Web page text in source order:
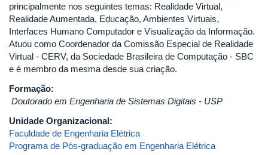
principalmente nos seguintes temas: Realidade Virtual,
Realidade Aumentada, Educação, Ambientes Virtuais,
Interfaces Humano Computador e Visualização da Informação.
Atuou como Coordenador da Comissão Especial de Realidade
Virtual - CERV, da Sociedade Brasileira de Computação - SBC
e é membro da mesma desde sua criação.
Formação:
Doutorado em Engenharia de Sistemas Digitais - USP
Unidade Organizacional:
Faculdade de Engenharia Elétrica
Programa de Pós-graduação em Engenharia Elétrica